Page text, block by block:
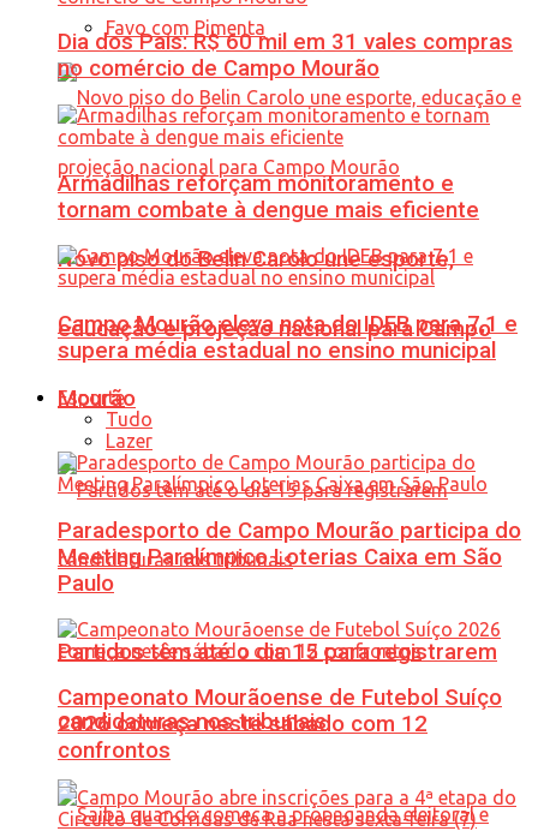
Favo com Pimenta
Novo piso do Belin Carolo une esporte,
educação e projeção nacional para Campo
Mourão
Partidos têm até o dia 15 para registrarem
candidaturas nos tribunais
Dia dos Pais: R$ 60 mil em 31 vales compras
no comércio de Campo Mourão
Armadilhas reforçam monitoramento e
tornam combate à dengue mais eficiente
Campo Mourão eleva nota do IDEB para 7,1 e
supera média estadual no ensino municipal
Esporte
Tudo
Lazer
Paradesporto de Campo Mourão participa do
Meeting Paralímpico Loterias Caixa em São
Paulo
Campeonato Mourãoense de Futebol Suíço
2026 começa neste sábado com 12
confrontos